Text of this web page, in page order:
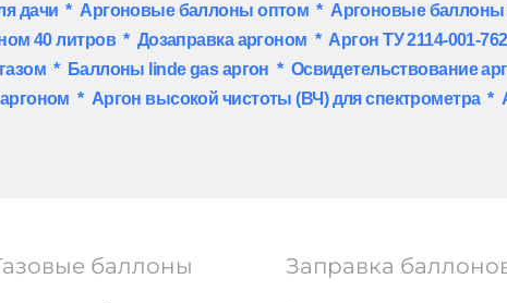
дачи * Аргоновые баллоны оптом * Аргоновые баллоны
40 литров* Дозаправка аргоном * Аргон ТУ 2114-001-
* Баллоны linde gas аргон * Освидетельствование
* Аргон высокой чистоты (ВЧ) для спектрометра*
баллоны Заправка